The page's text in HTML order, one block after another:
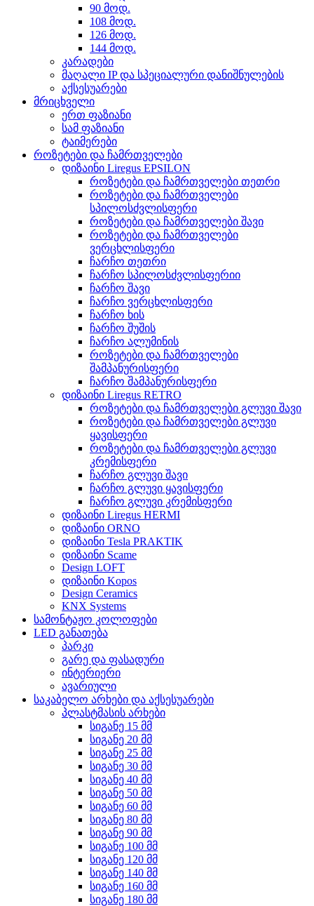
90 მოდ.
108 მოდ.
126 მოდ.
144 მოდ.
კარადები
მაღალი IP და სპეციალური დანიშნულების
აქსესუარები
მრიცხველი
ერთ ფაზიანი
სამ ფაზიანი
ტაიმერები
როზეტები და ჩამრთველები
დიზაინი Liregus EPSILON
როზეტები და ჩამრთველები თეთრი
როზეტები და ჩამრთველები
სპილოსძვლისფერი
როზეტები და ჩამრთველები შავი
როზეტები და ჩამრთველები
ვერცხლისფერი
ჩარჩო თეთრი
ჩარჩო სპილოსძვლისფერიი
ჩარჩო შავი
ჩარჩო ვერცხლისფერი
ჩარჩო ხის
ჩარჩო შუშის
ჩარჩო ალუმინის
როზეტები და ჩამრთველები
შამპანურისფერი
ჩარჩო შამპანურისფერი
დიზაინი Liregus RETRO
როზეტები და ჩამრთველები გლუვი შავი
როზეტები და ჩამრთველები გლუვი
ყავისფერი
როზეტები და ჩამრთველები გლუვი
კრემისფერი
ჩარჩო გლუვი შავი
ჩარჩო გლუვი ყავისფერი
ჩარჩო გლუვი კრემისფერი
დიზაინი Liregus HERMI
დიზაინი ORNO
დიზაინი Tesla PRAKTIK
დიზაინი Scame
Design LOFT
დიზაინი Kopos
Design Ceramics
KNX Systems
სამონტაჟო კოლოფები
LED განათება
პარკი
გარე და ფასადური
ინტერიერი
ავარიული
საკაბელო არხები და აქსესუარები
პლასტმასის არხები
სიგანე 15 მმ
სიგანე 20 მმ
სიგანე 25 მმ
სიგანე 30 მმ
სიგანე 40 მმ
სიგანე 50 მმ
სიგანე 60 მმ
სიგანე 80 მმ
სიგანე 90 მმ
სიგანე 100 მმ
სიგანე 120 მმ
სიგანე 140 მმ
სიგანე 160 მმ
სიგანე 180 მმ